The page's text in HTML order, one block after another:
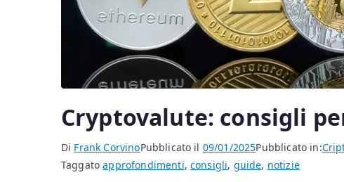
Cryptovalute: consigli
Di Frank CorvinoPubblicato il 09/01/2025Pubblicato in:
Taggatoapprofondimenti,consigli, guide, notizie